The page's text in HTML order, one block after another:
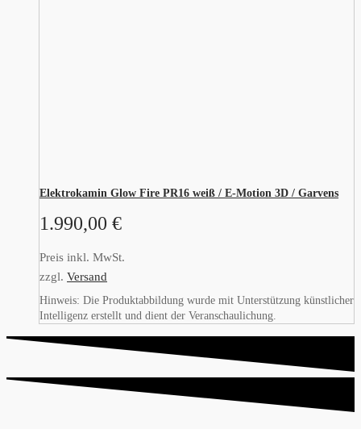
Elektrokamin Glow Fire PR16 weiß / E-Motion 3D / Garvens
1.990,00 €
Preis inkl. MwSt.
zzgl. Versand
Hinweis: Die Produktabbildung wurde mit Unterstützung künstlicher
Intelligenz erstellt und dient der Veranschaulichung.